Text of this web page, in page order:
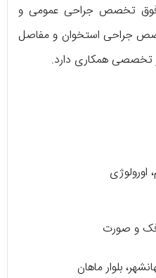
فوق تخصص جراحی عمومی و
جراحی استخوان و مفاصل
تخصصی همکاری دارد.
و صورت
بلوار ماهان